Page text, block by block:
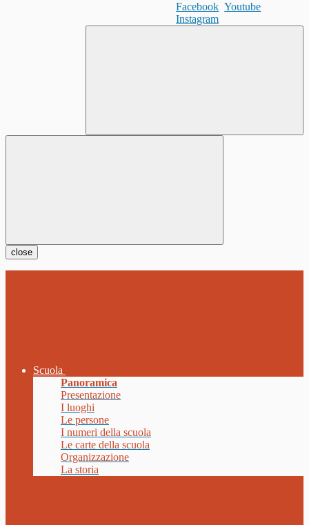
Facebook Youtube
Instagram
close
Scuola
Panoramica
Presentazione
I luoghi
Le persone
I numeri della scuola
Le carte della scuola
Organizzazione
La storia